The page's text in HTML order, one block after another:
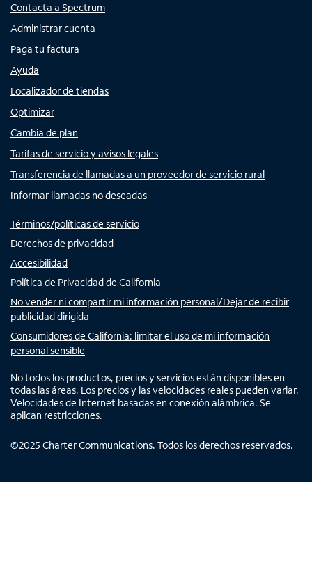
Contacta a Spectrum
Administrar cuenta
Paga tu factura
Ayuda
Localizador de tiendas
Optimizar
Cambia de plan
Tarifas de servicio y avisos legales
Transferencia de llamadas a un proveedor de servicio rural
Informar llamadas no deseadas
Términos/políticas de servicio
Derechos de privacidad
Accesibilidad
Política de Privacidad de California
No vender ni compartir mi información personal/Dejar de recibir
publicidad dirigida
Consumidores de California: limitar el uso de mi información
personal sensible
No todos los productos, precios y servicios están disponibles en
todas las áreas. Los precios y las velocidades reales pueden variar.
Velocidades de Internet basadas en conexión alámbrica. Se
aplican restricciones.
©2025 Charter Communications. Todos los derechos reservados.